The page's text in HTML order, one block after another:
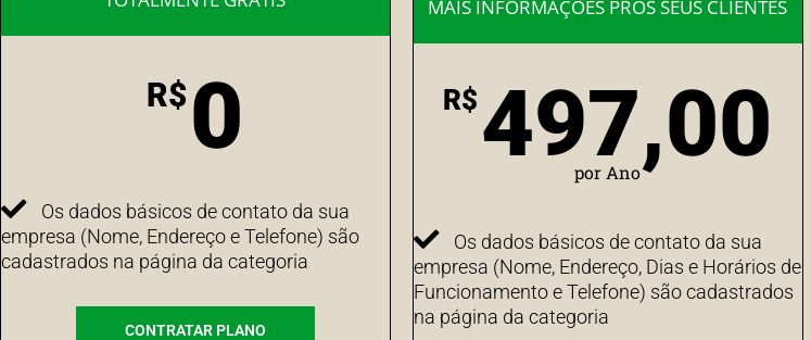
R$0
Os dados básicos de contato da sua
empresa (Nome, Endereço e Telefone) são
cadastrados na página da categoria
CONTRATAR PLANO
MAIS INFORMAÇÕES PROS SEUS CLIENTES
R$ 497,00
por Ano
Os dados básicos de contato da sua
empresa (Nome, Endereço, Dias e Horários de
Funcionamento e Telefone) são cadastrados
na página da categoria